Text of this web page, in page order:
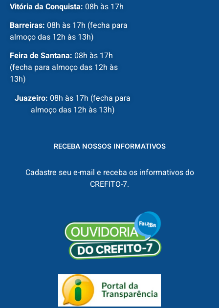
Vitória da Conquista: 08h às 17h
Barreiras: 08h às 17h (fecha para
almoço das 12h às 13h)
Feira de Santana: 08h às 17h
(fecha para almoço das 12h às
13h)
Juazeiro: 08h às 17h (fecha para
almoço das 12h às 13h)
RECEBA NOSSOS INFORMATIVOS
Cadastre seu e-mail e receba os informativos do
CREFITO-7.